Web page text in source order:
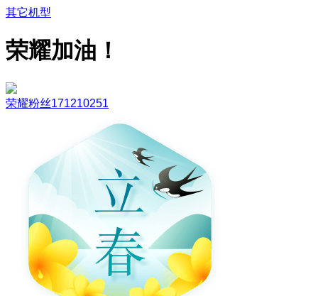
其它机型
荣耀加油！
荣耀粉丝171210251